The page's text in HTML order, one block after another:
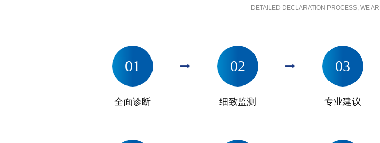
DETAILED DECLARATION PROCESS, WE
01
全面诊断
02
细致监测
03
专业建议